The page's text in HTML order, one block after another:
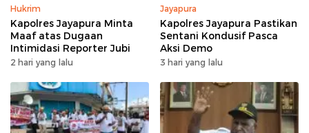
Hukrim
Kapolres Jayapura Minta
Maaf atas Dugaan
Intimidasi Reporter Jubi
2 hari yang lalu
Jayapura
Kapolres Jayapura Pastikan
Sentani Kondusif Pasca
Aksi Demo
3 hari yang lalu